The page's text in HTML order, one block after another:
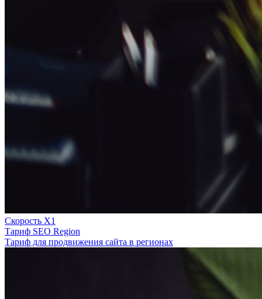
Скорость Х1
Тариф SEO Region
Тариф для продвижения сайта в регионах